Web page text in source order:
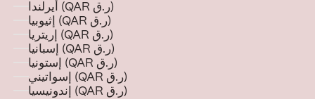
أيرلندا (QAR ر.ق)
إثيوبيا (QAR ر.ق)
إريتريا (QAR ر.ق)
إسبانيا (QAR ر.ق)
إستونيا (QAR ر.ق)
إسواتيني (QAR ر.ق)
إندونيسيا (QAR ر.ق)